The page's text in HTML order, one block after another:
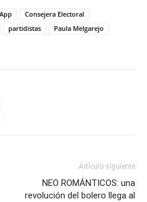
Consejera Electoral
partidistas
Paula Melgarejo
Artículo siguiente
NEO ROMÁNTICOS: una
revolución del bolero llega al